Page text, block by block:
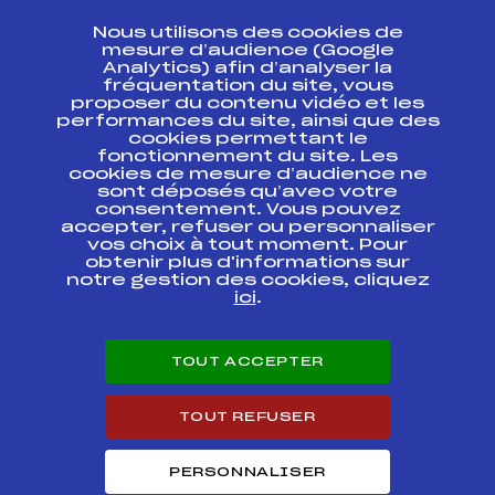
ESPACE PRESSE
Ressources
Pass’Neige
Projet sportif fédéral
Projet de performance fédéral
Antidopage
Pôle Développement, Formation, Suivi
Scientifique
Listes ministérielles
Pôle vie de l’athlète
Carrières
Nous utilisons des cookies de
mesure d’audience (Google
Analytics) afin d’analyser la
fréquentation du site, vous
proposer du contenu vidéo et les
performances du site, ainsi que des
cookies permettant le
fonctionnement du site. Les
cookies de mesure d’audience ne
sont déposés qu’avec votre
consentement. Vous pouvez
accepter, refuser ou personnaliser
vos choix à tout moment. Pour
obtenir plus d'informations sur
notre gestion des cookies, cliquez
ici.
TOUT ACCEPTER
TOUT REFUSER
PERSONNALISER